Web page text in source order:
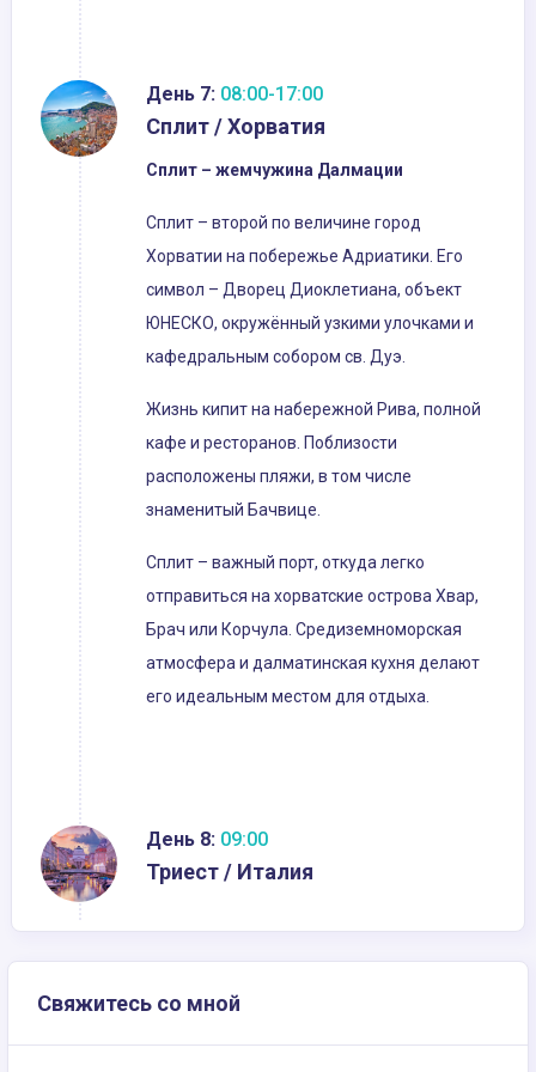
День 7: 08:00-17:00
Сплит / Хорватия
Сплит – жемчужина Далмации
Сплит – второй по величине город
Хорватии на побережье Адриатики. Его
символ – Дворец Диоклетиана, объект
ЮНЕСКО, окружённый узкими улочками и
кафедральным собором св. Дуэ.
Жизнь кипит на набережной Рива, полной
кафе и ресторанов. Поблизости
расположены пляжи, в том числе
знаменитый Бачвице.
Сплит – важный порт, откуда легко
отправиться на хорватские острова Хвар,
Брач или Корчула. Средиземноморская
атмосфера и далматинская кухня делают
его идеальным местом для отдыха.
День 8: 09:00
Триест / Италия
Свяжитесь со мной